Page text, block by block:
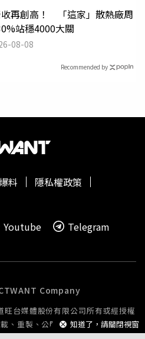
再創高！ 「這家」散熱廠周
站穩4000大關
08-08
Recommended by
知道了，請關閉視窗
料
隱私權政策
Youtube Telegram
Company
旺台媒體股份有限公司所有或經授權
、重製、公開播送或公開傳輸。